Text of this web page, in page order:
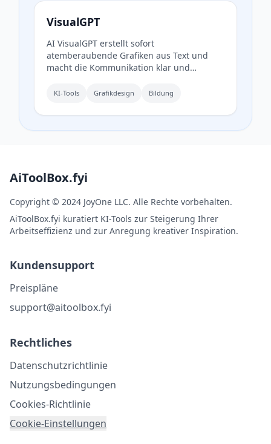
VisualGPT
AI VisualGPT erstellt sofort
atemberaubende Grafiken aus Text und
macht die Kommunikation klar und
KI-Tools Grafikdesign Bildung
AiToolBox.fyi
Copyright © 2024 JoyOne LLC. Alle Rechte vorbehalten.
AiToolBox.fyi kuratiert KI-Tools zur Steigerung Ihrer
Arbeitseffizienz und zur Anregung kreativer Inspiration.
Kundensupport
Preispläne
support@aitoolbox.fyi
Rechtliches
Datenschutzrichtlinie
Nutzungsbedingungen
Cookies-Richtlinie
Cookie-Einstellungen